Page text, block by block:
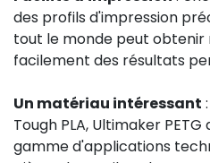
des profils d'impression
tout le monde peut
facilement des résultats
Un matériau intéressant
Tough PLA, Ultimaker
gamme d'applications